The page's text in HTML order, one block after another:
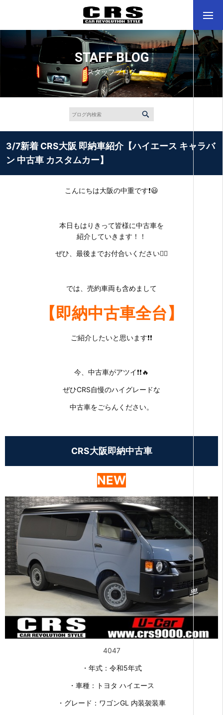
STAFF BLOG
スタッフブログ
3/7新着 CRS大阪 即納車紹介【ハイエース キャラバ
ン 中古車 カスタムカー】
こんにちは大阪の中重です❗😃
本日もはりきって皆様に中古車を
紹介していきます！！
ぜひ、最後までお付合いください🙇‍♀️
では、売約車両も含めまして
【即納中古車全台】
ご紹介したいと思います❗❗
今、中古車がアツイ❗❗🔥
ぜひCRS自慢のハイグレードな
中古車をごらんください。
CRS大阪即納中古車
NEW
4047
・年式：令和5年式
・車種：トヨタ ハイエース
・グレード：ワゴンGL 内装袈装車